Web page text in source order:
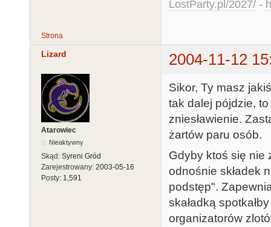
LostParty.pl/2027/ -
Strona
Lizard 2004-11-12
Atarowiec
Nieaktywny
Skąd: Syreni Gród
Zarejestrowany: 2003-05-16
Posty: 1,591
Sikor, Ty masz
tak dalej pójdzie,
zniesławienie.
żartów paru osób.
Gdyby ktoś się nie
odnośnie składek
podstęp".
skaładką
organizatorów